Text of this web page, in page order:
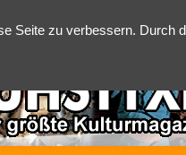
Seite zu verbessern.